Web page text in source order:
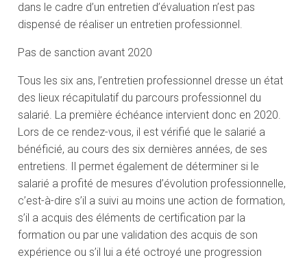
dans le cadre d’un entretien d’évaluation n’est pas
dispensé de réaliser un entretien professionnel.
Pas de sanction avant 2020
Tous les six ans, l’entretien professionnel dresse un état
des lieux récapitulatif du parcours professionnel du
salarié. La première échéance intervient donc en 2020.
Lors de ce rendez-vous, il est vérifié que le salarié a
bénéficié, au cours des six dernières années, de ses
entretiens. Il permet également de déterminer si le
salarié a profité de mesures d’évolution professionnelle,
c’est-à-dire s’il a suivi au moins une action de formation,
s’il a acquis des éléments de certification par la
formation ou par une validation des acquis de son
expérience ou s’il lui a été octroyé une progression